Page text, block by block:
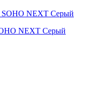
NEXT Серый